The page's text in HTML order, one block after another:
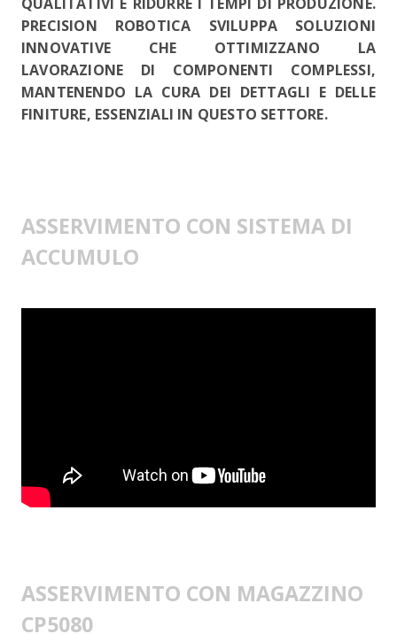
PRECISION ROBOTICA SVILUPPA SOLUZIONI
INNOVATIVE CHE OTTIMIZZANO LA
LAVORAZIONE DI COMPONENTI COMPLESSI,
MANTENENDO LA CURA DEI DETTAGLI E DELLE
FINITURE, ESSENZIALI IN QUESTO SETTORE.
ASSERVIMENTO CON SISTEMA DI
ACCUMULO
ASSERVIMENTO CON MAGAZZINO
CP5080